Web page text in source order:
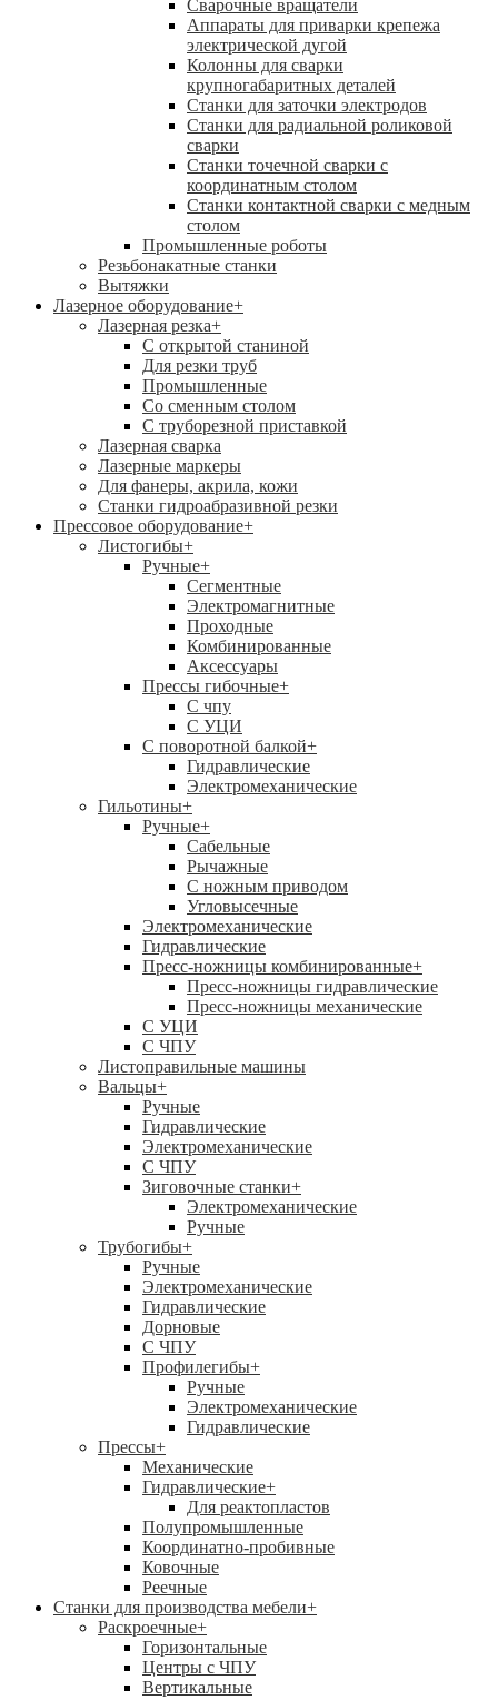
Сварочные вращатели
Аппараты для приварки крепежа
электрической дугой
Колонны для сварки
крупногабаритных деталей
Станки для заточки электродов
Станки для радиальной роликовой
сварки
Станки точечной сварки с
координатным столом
Станки контактной сварки с медным
столом
Промышленные роботы
Резьбонакатные станки
Вытяжки
Лазерное оборудование+
Лазерная резка+
С открытой станиной
Для резки труб
Промышленные
Со сменным столом
С труборезной приставкой
Лазерная сварка
Лазерные маркеры
Для фанеры, акрила, кожи
Станки гидроабразивной резки
Прессовое оборудование+
Листогибы+
Ручные+
Сегментные
Электромагнитные
Проходные
Комбинированные
Аксессуары
Прессы гибочные+
C чпу
С УЦИ
С поворотной балкой+
Гидравлические
Электромеханические
Гильотины+
Ручные+
Сабельные
Рычажные
С ножным приводом
Угловысечные
Электромеханические
Гидравлические
Пресс-ножницы комбинированные+
Пресс-ножницы гидравлические
Пресс-ножницы механические
С УЦИ
С ЧПУ
Листоправильные машины
Вальцы+
Ручные
Гидравлические
Электромеханические
С ЧПУ
Зиговочные станки+
Электромеханические
Ручные
Трубогибы+
Ручные
Электромеханические
Гидравлические
Дорновые
С ЧПУ
Профилегибы+
Ручные
Электромеханические
Гидравлические
Прессы+
Механические
Гидравлические+
Для реактопластов
Полупромышленные
Координатно-пробивные
Ковочные
Реечные
Станки для производства мебели+
Раскроечные+
Горизонтальные
Центры с ЧПУ
Вертикальные